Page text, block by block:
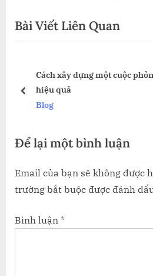
bài
v
i
s
s
:
x
t
o
s
Bài Viết Liên Quan
Cách xây dựng một cuộc
hiệu quả
Blog
prev
Để lại một bình luận
Email của bạn sẽ không được
trường bắt buộc được đánh
Bình luận *